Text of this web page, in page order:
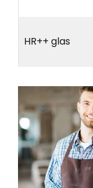
HR++ glas